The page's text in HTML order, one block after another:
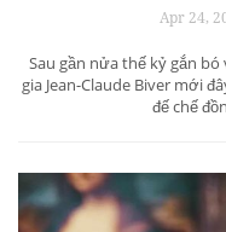
Apr 24,
Sau gần nửa thế kỷ gắn
gia Jean-Claude Biver mới
đế chế